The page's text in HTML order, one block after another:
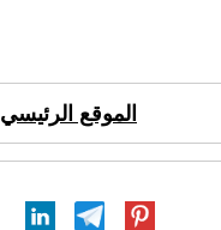
الموقع الرئيسي